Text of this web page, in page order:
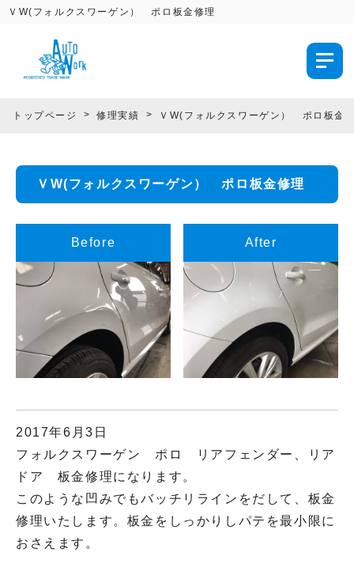
ＶW(フォルクスワーゲン） ポロ板金修理
トップページ 修理実績 ＶW(フォルクスワーゲン） ポロ板金
ＶW(フォルクスワーゲン） ポロ板金修理
Before After
2017年6月3日
フォルクスワーゲン ポロ リアフェンダー、リア
ドア 板金修理になります。
このような凹みでもバッチリラインをだして、板金
修理いたします。板金をしっかりしパテを最小限に
おさえます。